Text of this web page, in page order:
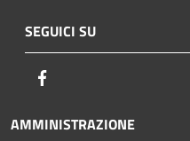
SEGUICI SU
AMMINISTRAZIONE